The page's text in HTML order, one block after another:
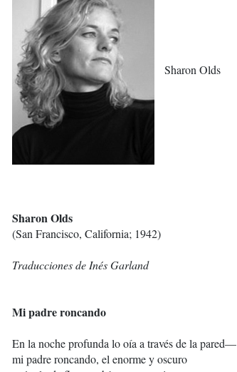
Sharon Olds
Sharon Olds
(San Francisco, California; 1942)
Traducciones de Inés Garland
Mi padre roncando
En la noche profunda lo oía a través de la pared—
mi padre roncando, el enorme y oscuro